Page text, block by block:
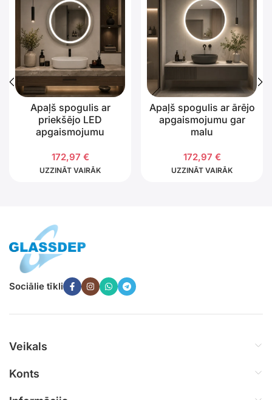
Apaļš spogulis ar
priekšējo LED
apgaismojumu
172,97 €
UZZINĀT VAIRĀK
Apaļš spogulis ar ārējo
apgaismojumu gar
malu
172,97 €
UZZINĀT VAIRĀK
Sociālie tīkli
Veikals
Konts